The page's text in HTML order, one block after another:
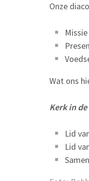
Onze
Wat ons
Kerk in
Lid
Lid